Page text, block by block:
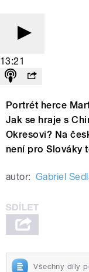
13:21
Portrét herce
Jak se hraje s
Okresovi? Na
není pro Slováky
autor: Gabriel
Všechny díly